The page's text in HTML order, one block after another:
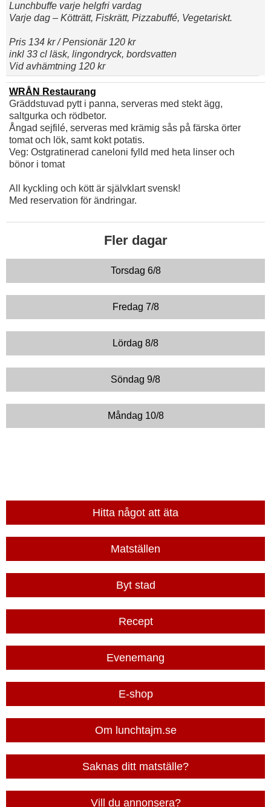
Lunchbuffe varje helgfri vardag
Varje dag – Kötträtt, Fiskrätt, Pizzabuffé, Vegetariskt.
Pris 134 kr / Pensionär 120 kr
inkl 33 cl läsk, lingondryck, bordsvatten
Vid avhämtning 120 kr
WRÅN Restaurang
Gräddstuvad pytt i panna, serveras med stekt ägg,
saltgurka och rödbetor.
Ångad sejfilé, serveras med krämig sås på färska örter
tomat och lök, samt kokt potatis.
Veg: Ostgratinerad caneloni fylld med heta linser och
bönor i tomat
All kyckling och kött är självklart svensk!
Med reservation för ändringar.
Fler dagar
Torsdag 6/8
Fredag 7/8
Lördag 8/8
Söndag 9/8
Måndag 10/8
Hitta något att äta
Matställen
Byt stad
Recept
Evenemang
E-shop
Om lunchtajm.se
Saknas ditt matställe?
Vill du annonsera?